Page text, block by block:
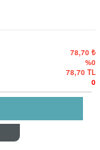
78,70 ₺
%0
78,70 TL
0